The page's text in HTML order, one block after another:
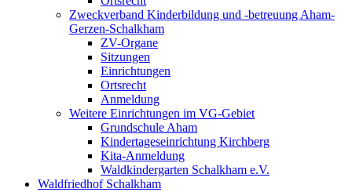
Zweckverband Kinderbildung und -betreuung Aham-
Gerzen-Schalkham
ZV-Organe
Sitzungen
Einrichtungen
Ortsrecht
Anmeldung
Weitere Einrichtungen im VG-Gebiet
Grundschule Aham
Kindertageseinrichtung Kirchberg
Kita-Anmeldung
Waldkindergarten Schalkham e.V.
Waldfriedhof Schalkham